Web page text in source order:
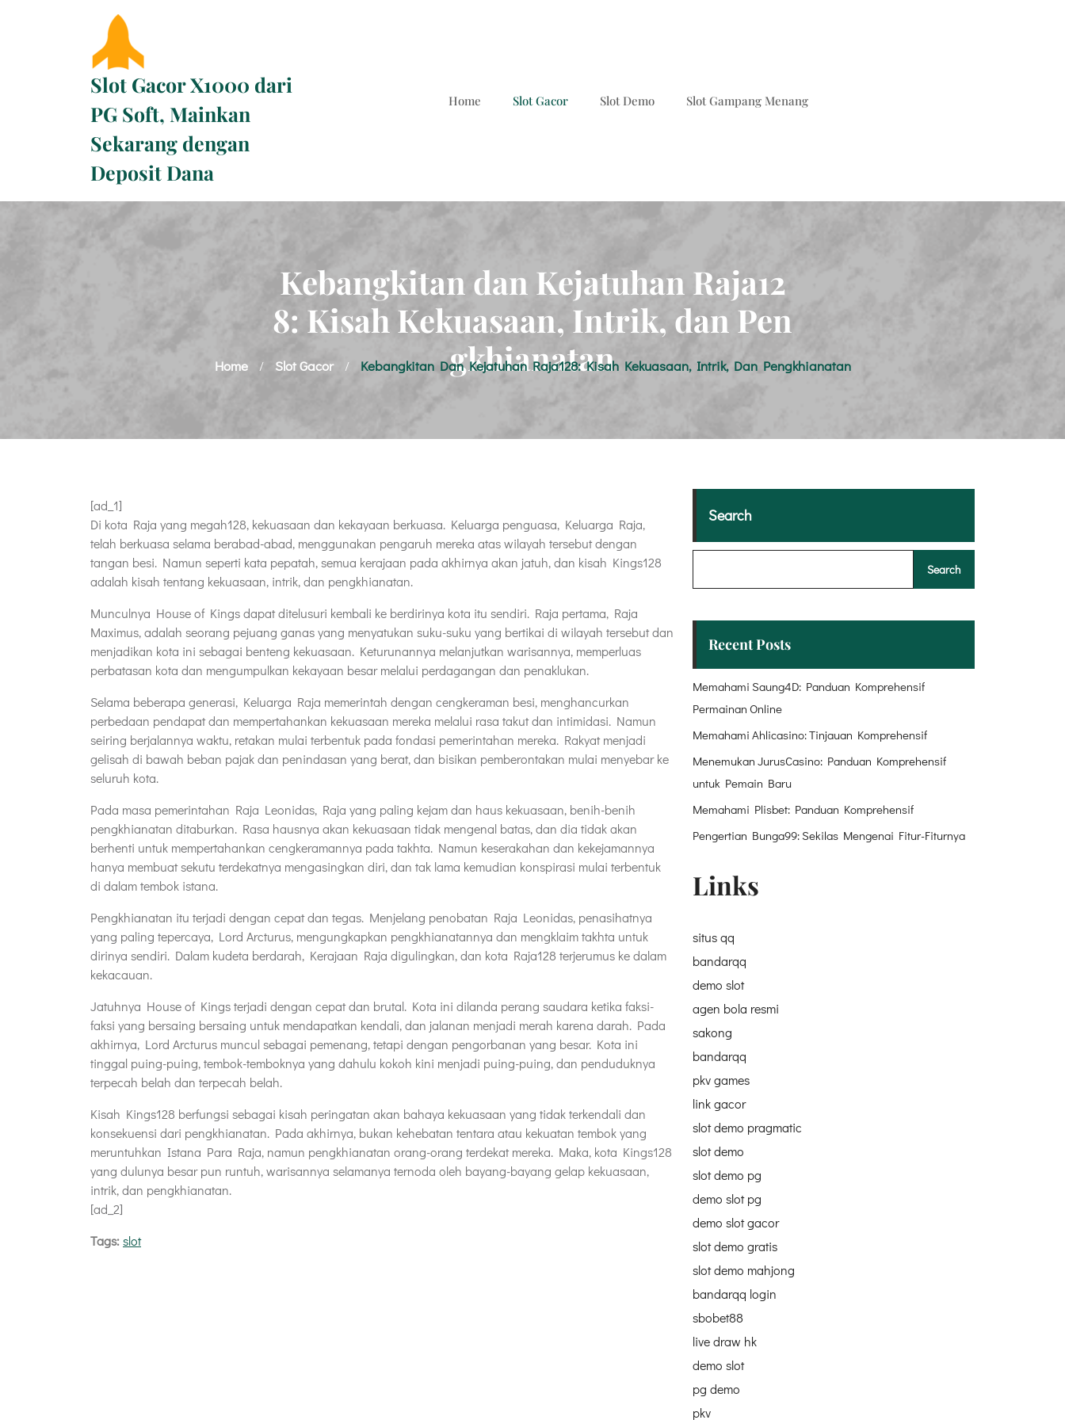
Slot Gacor X1000 dari
PG Soft, Mainkan
Sekarang dengan
Deposit Dana
Home Slot Gacor Slot Demo Slot Gampang Menang
Kebangkitan dan Kejatuhan Raja12
8: Kisah Kekuasaan, Intrik, dan Pen
gkhianatan
Home / Slot Gacor / Kebangkitan Dan Kejatuhan Raja128: Kisah Kekuasaan, Intrik, Dan Pengkhianatan
[ad_1]
Di kota Raja yang megah128, kekuasaan dan kekayaan berkuasa. Keluarga penguasa, Keluarga Raja,
telah berkuasa selama berabad-abad, menggunakan pengaruh mereka atas wilayah tersebut dengan
tangan besi. Namun seperti kata pepatah, semua kerajaan pada akhirnya akan jatuh, dan kisah Kings128
adalah kisah tentang kekuasaan, intrik, dan pengkhianatan.
Munculnya House of Kings dapat ditelusuri kembali ke berdirinya kota itu sendiri. Raja pertama, Raja
Maximus, adalah seorang pejuang ganas yang menyatukan suku-suku yang bertikai di wilayah tersebut dan
menjadikan kota ini sebagai benteng kekuasaan. Keturunannya melanjutkan warisannya, memperluas
perbatasan kota dan mengumpulkan kekayaan besar melalui perdagangan dan penaklukan.
Selama beberapa generasi, Keluarga Raja memerintah dengan cengkeraman besi, menghancurkan
perbedaan pendapat dan mempertahankan kekuasaan mereka melalui rasa takut dan intimidasi. Namun
seiring berjalannya waktu, retakan mulai terbentuk pada fondasi pemerintahan mereka. Rakyat menjadi
gelisah di bawah beban pajak dan penindasan yang berat, dan bisikan pemberontakan mulai menyebar ke
seluruh kota.
Pada masa pemerintahan Raja Leonidas, Raja yang paling kejam dan haus kekuasaan, benih-benih
pengkhianatan ditaburkan. Rasa hausnya akan kekuasaan tidak mengenal batas, dan dia tidak akan
berhenti untuk mempertahankan cengkeramannya pada takhta. Namun keserakahan dan kekejamannya
hanya membuat sekutu terdekatnya mengasingkan diri, dan tak lama kemudian konspirasi mulai terbentuk
di dalam tembok istana.
Pengkhianatan itu terjadi dengan cepat dan tegas. Menjelang penobatan Raja Leonidas, penasihatnya
yang paling tepercaya, Lord Arcturus, mengungkapkan pengkhianatannya dan mengklaim takhta untuk
dirinya sendiri. Dalam kudeta berdarah, Kerajaan Raja digulingkan, dan kota Raja128 terjerumus ke dalam
kekacauan.
Jatuhnya House of Kings terjadi dengan cepat dan brutal. Kota ini dilanda perang saudara ketika faksi-
faksi yang bersaing bersaing untuk mendapatkan kendali, dan jalanan menjadi merah karena darah. Pada
akhirnya, Lord Arcturus muncul sebagai pemenang, tetapi dengan pengorbanan yang besar. Kota ini
tinggal puing-puing, tembok-temboknya yang dahulu kokoh kini menjadi puing-puing, dan penduduknya
terpecah belah dan terpecah belah.
Kisah Kings128 berfungsi sebagai kisah peringatan akan bahaya kekuasaan yang tidak terkendali dan
konsekuensi dari pengkhianatan. Pada akhirnya, bukan kehebatan tentara atau kekuatan tembok yang
meruntuhkan Istana Para Raja, namun pengkhianatan orang-orang terdekat mereka. Maka, kota Kings128
yang dulunya besar pun runtuh, warisannya selamanya ternoda oleh bayang-bayang gelap kekuasaan,
intrik, dan pengkhianatan.
[ad_2]
Tags:slot
Search
Search
Recent Posts
Memahami Saung4D: Panduan Komprehensif
Permainan Online
Memahami Ahlicasino: Tinjauan Komprehensif
Menemukan JurusCasino: Panduan Komprehensif
untuk Pemain Baru
Memahami Plisbet: Panduan Komprehensif
Pengertian Bunga99: Sekilas Mengenai Fitur-Fiturnya
Links
situs qq
bandarqq
demo slot
agen bola resmi
sakong
bandarqq
pkv games
link gacor
slot demo pragmatic
slot demo
slot demo pg
demo slot pg
demo slot gacor
slot demo gratis
slot demo mahjong
bandarqq login
sbobet88
live draw hk
demo slot
pg demo
pkv